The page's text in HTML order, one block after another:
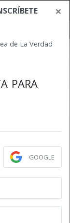
×
de La Verdad
para
GOOGLE